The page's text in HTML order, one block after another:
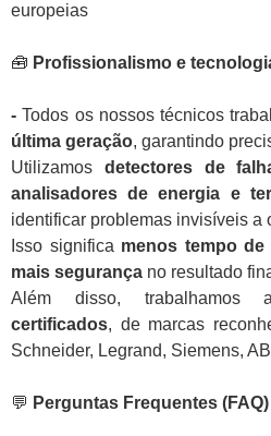
europeias
🧰 Profissionalismo e
-Todos os nossos técnicos
última geração, garantindo
Utilizamos detectores de
analisadores de energia e
identificar problemas invisíveis a
Isso significa menos tempo de
mais segurança no resultado
Além disso, trabalhamos
certificados, de marcas
Schneider, Legrand, Siemens,
💬 Perguntas Frequentes (FAQ)